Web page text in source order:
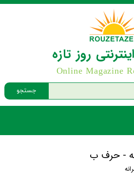
جستجو
روز تازه
Online Magazine
- حرف ب